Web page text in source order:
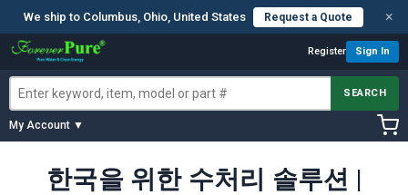
We ship to Columbus, Ohio, United States Request a Quote ×
Register Sign In
SEARCH
My Account ▼
한국을 위한 수처리 솔루션 |